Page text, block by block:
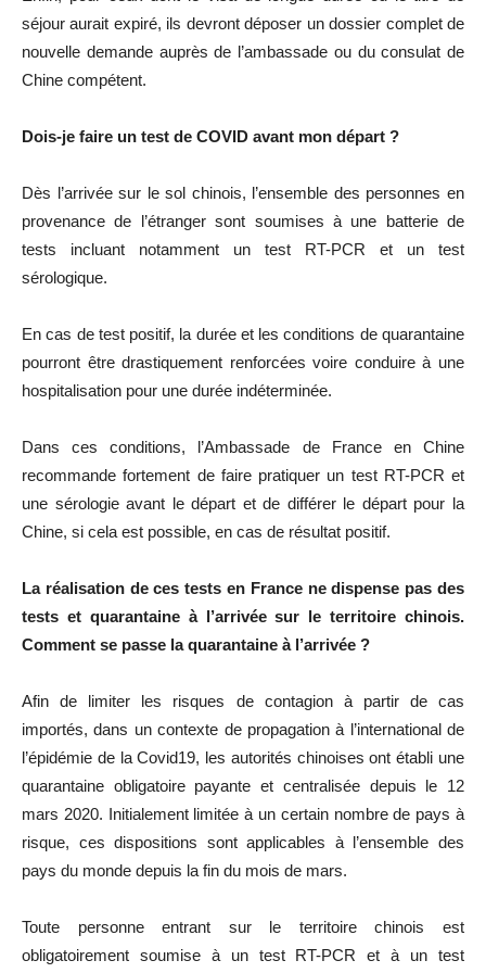
séjour aurait expiré, ils devront déposer un dossier complet de
nouvelle demande auprès de l’ambassade ou du consulat de
Chine compétent.
Dois-je faire un test de COVID avant mon départ ?
Dès l’arrivée sur le sol chinois, l’ensemble des personnes en
provenance de l’étranger sont soumises à une batterie de
tests incluant notamment un test RT-PCR et un test
sérologique.
En cas de test positif, la durée et les conditions de quarantaine
pourront être drastiquement renforcées voire conduire à une
hospitalisation pour une durée indéterminée.
Dans ces conditions, l’Ambassade de France en Chine
recommande fortement de faire pratiquer un test RT-PCR et
une sérologie avant le départ et de différer le départ pour la
Chine, si cela est possible, en cas de résultat positif.
La réalisation de ces tests en France ne dispense pas des
tests et quarantaine à l’arrivée sur le territoire chinois.
Comment se passe la quarantaine à l’arrivée ?
Afin de limiter les risques de contagion à partir de cas
importés, dans un contexte de propagation à l’international de
l’épidémie de la Covid19, les autorités chinoises ont établi une
quarantaine obligatoire payante et centralisée depuis le 12
mars 2020. Initialement limitée à un certain nombre de pays à
risque, ces dispositions sont applicables à l’ensemble des
pays du monde depuis la fin du mois de mars.
Toute personne entrant sur le territoire chinois est
obligatoirement soumise à un test RT-PCR et à un test